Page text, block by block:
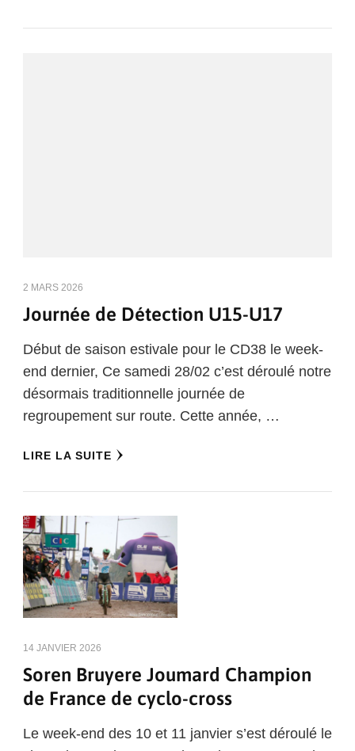
2 MARS 2026
Journée de Détection U15-U17
Début de saison estivale pour le CD38 le week-
end dernier, Ce samedi 28/02 c’est déroulé notre
désormais traditionnelle journée de
regroupement sur route. Cette année, …
LIRE LA SUITE
14 JANVIER 2026
Soren Bruyere Joumard Champion
de France de cyclo-cross
Le week-end des 10 et 11 janvier s’est déroulé le